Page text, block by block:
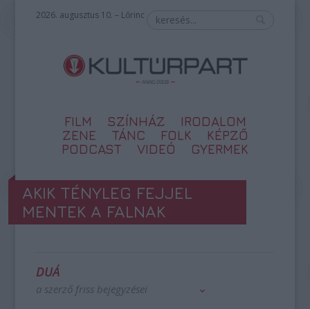
2026. augusztus 10. – Lőrinc
FILM SZÍNHÁZ
IRODALOM
ZENE
TÁNC FOLK
KÉPZŐ
PODCAST
VIDEÓ GYERMEK
AKIK TÉNYLEG FEJJEL
MENTEK A FALNAK
DUÁ
a szerző friss bejegyzései